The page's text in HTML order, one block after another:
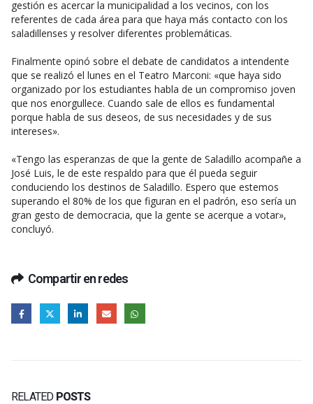
gestión es acercar la municipalidad a los vecinos, con los
referentes de cada área para que haya más contacto con los
saladillenses y resolver diferentes problemáticas.
Finalmente opinó sobre el debate de candidatos a intendente
que se realizó el lunes en el Teatro Marconi: «que haya sido
organizado por los estudiantes habla de un compromiso joven
que nos enorgullece. Cuando sale de ellos es fundamental
porque habla de sus deseos, de sus necesidades y de sus
intereses».
«Tengo las esperanzas de que la gente de Saladillo acompañe a
José Luis, le de este respaldo para que él pueda seguir
conduciendo los destinos de Saladillo. Espero que estemos
superando el 80% de los que figuran en el padrón, eso sería un
gran gesto de democracia, que la gente se acerque a votar»,
concluyó.
Compartir en redes
RELATED POSTS